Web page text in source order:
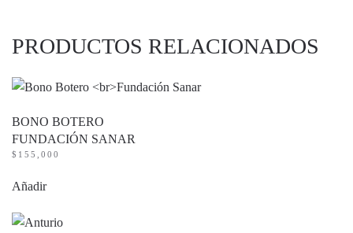
PRODUCTOS RELACIONADOS
BONO BOTERO
FUNDACIÓN SANAR
$ 155,000
Añadir